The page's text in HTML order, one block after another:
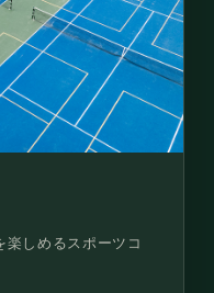
しめるスポーツコ